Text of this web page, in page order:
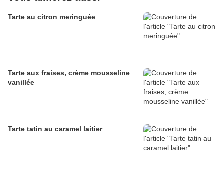
Tarte au citron meringuée
Tarte aux fraises, crème mousseline
vanillée
Tarte tatin au caramel laitier